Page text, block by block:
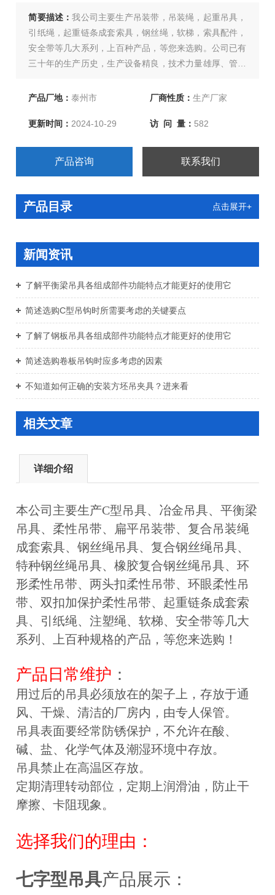
简要描述：我公司主要生产吊装带，吊装绳，起重吊具，
引纸绳，起重链条成套索具，钢丝绳，软梯，索具配件，
安全带等几大系列，上百种产品，等您来选购。公司已有
三十年的生产历史，生产设备精良，技术力量雄厚、管理
市永兴索具有限公司提供！欢迎新老客户！
产品厂地：泰州市 厂商性质： 生产厂家
更新时间：2024-10-29 访 问 量： 582
产品咨询 联系我们
产品目录 点击展开+
新闻资讯
了解平衡梁吊具各组成部件功能特点才能更好的使用它
简述选购C型吊钩时所需要考虑的关键要点
了解了钢板吊具各组成部件功能特点才能更好的使用它
简述选购卷板吊钩时应多考虑的因素
不知道如何正确的安装方坯吊夹具？进来看
相关文章
详细介绍
本公司主要生产C型吊具、冶金吊具、平衡梁
吊具、柔性吊带、扁平吊装带、复合吊装绳
成套索具、钢丝绳吊具、复合钢丝绳吊具、
特种钢丝绳吊具、橡胶复合钢丝绳吊具、环
形柔性吊带、两头扣柔性吊带、环眼柔性吊
带、双扣加保护柔性吊带、起重链条成套索
具、引纸绳、注塑绳、软梯、安全带等几大
系列、上百种规格的产品，等您来选购！
产品日常维护 ：
用过后的吊具必须放在的架子上，存放于通
风、干燥、清洁的厂房内，由专人保管。
吊具表面要经常防锈保护，不允许在酸、
碱、盐、化学气体及潮湿环境中存放。
吊具禁止在高温区存放。
定期清理转动部位，定期上润滑油，防止干
摩擦、卡阻现象。
选择我们的理由：
七字型吊具产品展示：